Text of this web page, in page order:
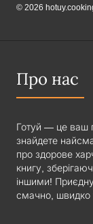
© 2026
Про нас
Готуй — це ваш
знайдете
про здорове
книгу,
іншими!
смачно, швидко